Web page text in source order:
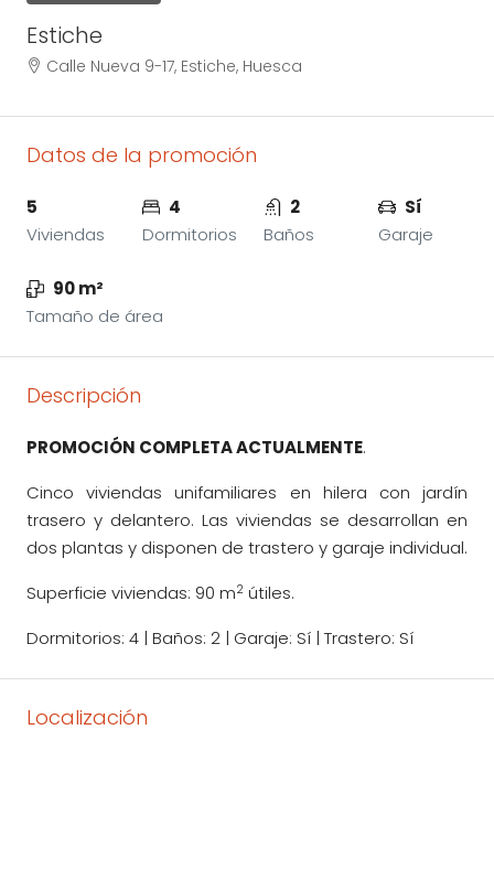
Estiche
Calle Nueva 9-17, Estiche, Huesca
Datos de la promoción
5
Viviendas
4
Dormitorios
2
Baños
Sí
Garaje
90 m²
Tamaño de área
Descripción
PROMOCIÓN COMPLETA ACTUALMENTE.
Cinco viviendas unifamiliares en hilera con jardín
trasero y delantero. Las viviendas se desarrollan en
dos plantas y disponen de trastero y garaje individual.
Superficie viviendas: 90 m2 útiles.
Dormitorios: 4 | Baños: 2 | Garaje: Sí | Trastero: Sí
Localización